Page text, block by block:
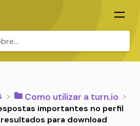
​Como utilizar a turn.io
importantes no perfil
para download